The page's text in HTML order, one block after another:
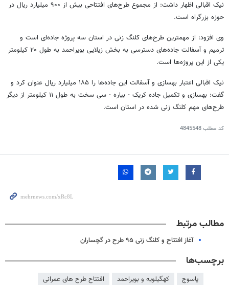
نیک اقبالی اظهار داشت: از مجموع طرح‌های افتتاحی بیش از ۹۰۰ میلیارد ریال در
حوزه بزرگراه است.
وی افزود: از مهمترین طرح‌های کلنگ زنی در استان سه پروژه جاده‌ای است و
ترمیم و آسفالت جاده‌های دسترسی به بخش زیلایی
بویراحمد به طول ۲۰ کیلومتر
یکی از این پروژه‌ها است.
نیک اقبالی اعتبار بهسازی و آسفالت این جاده‌ها را ۱۸۵ میلیارد ریال عنوان کرد و
گفت: بهسازی و تکمیل جاده کریک
- بیاره - سی سخت به طول ۱۱ کیلومتر از دیگر
طرح‌های مهم کلنگ زنی شده در استان است.
کد مطلب4845548
مطالب مرتبط
آغاز افتتاح و کلنگ زنی ۹۵ طرح در گچساران
برچسب‌ها
یاسوج کهگیلویه و بویراحمد افتتاح طرح های عمرانی